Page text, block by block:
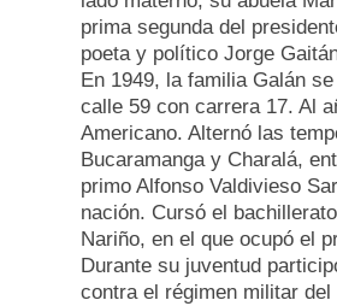
prima segunda del
poeta y político Jorge
En 1949, la familia Galán
calle 59 con carrera 17. Al
Americano. Alternó las
Bucaramanga y Charalá,
primo Alfonso Valdivieso
nación. Cursó el
Nariño, en el que ocupó el
Durante su juventud
contra el régimen militar